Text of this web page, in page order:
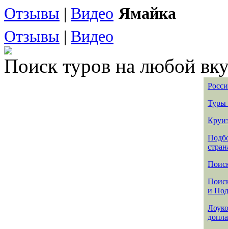
Отзывы | Видео Ямайка
Отзывы | Видео
Поиск туров на любой
Туры
и